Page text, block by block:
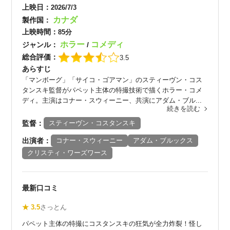
上映日：2026/7/3
製作国： カナダ
上映時間：85分
ジャンル：ホラー/ コメディ
総合評価： 3.5
あらすじ
「マンボーグ」「サイコ・ゴアマン」のスティーヴン・コス
タンスキ監督がパペット主体の特撮技術で描くホラー・コメ
ディ。主演はコナー・スウィーニー、共演にアダム・ブル...
続きを読む
監督： スティーヴン・コスタンスキ
出演者： コナー・スウィーニー
アダム・ブルックス
クリスティ・ワーズワース
最新口コミ
★ 3.5さっとん
パペット主体の特撮にコスタンスキの狂気が全力炸裂！怪し